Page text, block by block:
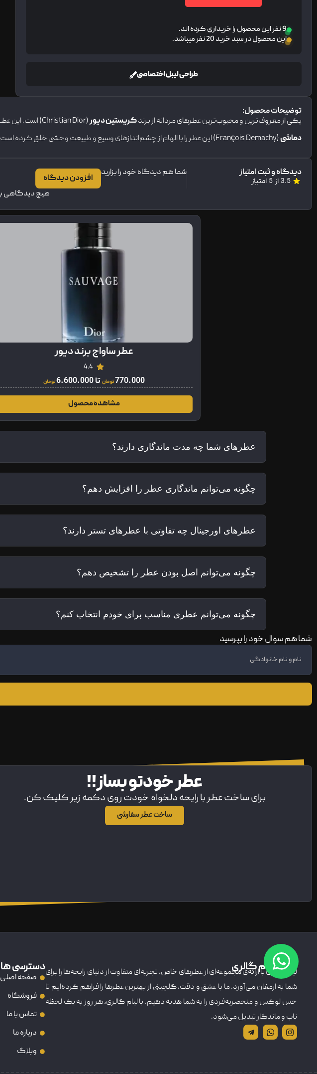
9 نفر این محصول را خریداری کرده اند.
این محصول در سبد خرید 20 نفر میباشد.
طراحی لیبل اختصاصی
توضیحات محصول:
یکی از معروف‌ترین و محبوب‌ترین عطرهای مردانه از برندکریستین دیور(Christian Dior) است. این عطر به دلیل رایحه‌ای تند، تازه و مردانه، حس آزادی، ماجراجویی و طبیعت بکر را تداعی می‌کند. عطرساز برجسته
دماشی(François Demachy) این عطر را با الهام از چشم‌اندازهای وسیع و طبیعت وحشی خلق کرده است.
دیدگاه و ثبت امتیاز
3.5 از 5 امتیاز
شما هم دیدگاه خود را بزارید
افزودن دیدگاه
هیچ دیدگاهی
عطر ساواج برند دیور
4.4
770.000تومان تا 6.600.000تومان
مشاهده محصول
عطرهای شما چه مدت ماندگاری دارند؟
چگونه می‌توانم ماندگاری عطر را افزایش دهم؟
عطرهای اورجینال چه تفاوتی با عطرهای تستر دارند؟
چگونه می‌توانم اصل بودن عطر را تشخیص دهم؟
چگونه می‌توانم عطری مناسب برای خودم انتخاب کنم؟
شما هم سوال خود را بپرسید
عطر خودتو بساز!!
برای ساخت عطر با رایحه دلخواه خودت روی دکمه زیر کلیک کن.
ساخت عطر سفارشی
درباره لیام گالری
لیام گالری با ارائه‌ی مجموعه‌ای از عطرهای خاص، تجربه‌ای متفاوت از دنیای رایحه‌ها را برای
شما به ارمغان می‌آورد. ما با عشق و دقت، گلچینی از بهترین عطرها را فراهم کرده‌ایم تا
حس لوکس و منحصربه‌فردی را به شما هدیه دهیم. با لیام گالری، هر روز به یک لحظه
ناب و ماندگار تبدیل می‌شود.
دسترسی
صفحه اصلی
فروشگاه
تماس با ما
درباره ما
وبلاگ